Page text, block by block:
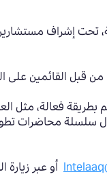
تحت إشراف
قبل القائمين على
إنجاز عملهم بطريقة
سلسلة محاضرات
أو عبر زيارة